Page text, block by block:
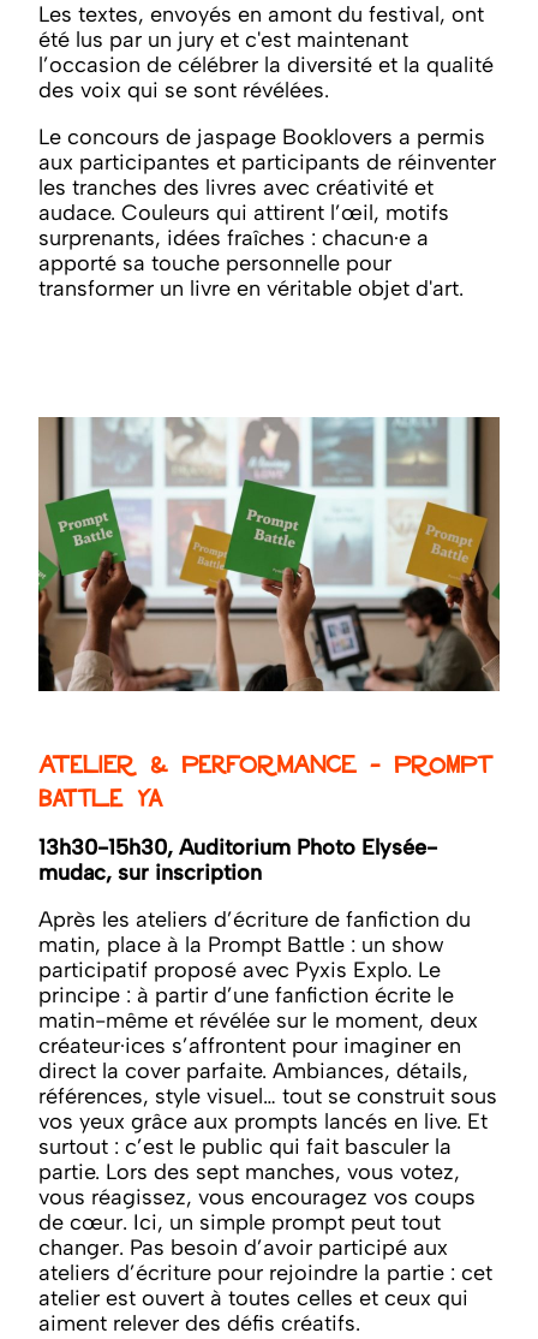
Les textes, envoyés en amont du festival, ont
été lus par un jury et c'est maintenant
l’occasion de célébrer la diversité et la qualité
des voix qui se sont révélées.
Le concours de jaspage Booklovers a permis
aux participantes et participants de réinventer
les tranches des livres avec créativité et
audace. Couleurs qui attirent l’œil, motifs
surprenants, idées fraîches : chacun·e a
apporté sa touche personnelle pour
transformer un livre en véritable objet d'art.
Atelier & Performance - Prompt
battle YA
13h30-15h30, Auditorium Photo Elysée-
mudac, sur inscription
Après les ateliers d’écriture de fanfiction du
matin, place à la Prompt Battle : un show
participatif proposé avec Pyxis Explo. Le
principe : à partir d’une fanfiction écrite le
matin-même et révélée sur le moment, deux
créateur·ices s’affrontent pour imaginer en
direct la cover parfaite. Ambiances, détails,
références, style visuel… tout se construit sous
vos yeux grâce aux prompts lancés en live. Et
surtout : c’est le public qui fait basculer la
partie. Lors des sept manches, vous votez,
vous réagissez, vous encouragez vos coups
de cœur. Ici, un simple prompt peut tout
changer. Pas besoin d’avoir participé aux
ateliers d’écriture pour rejoindre la partie : cet
atelier est ouvert à toutes celles et ceux qui
aiment relever des défis créatifs.